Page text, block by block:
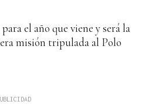
el año que viene y será la
misión tripulada al Polo